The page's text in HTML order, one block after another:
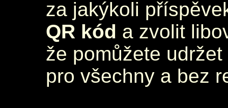
za jakýkoli
QR kód a zvolit
že pomůžete
pro všechny a bez